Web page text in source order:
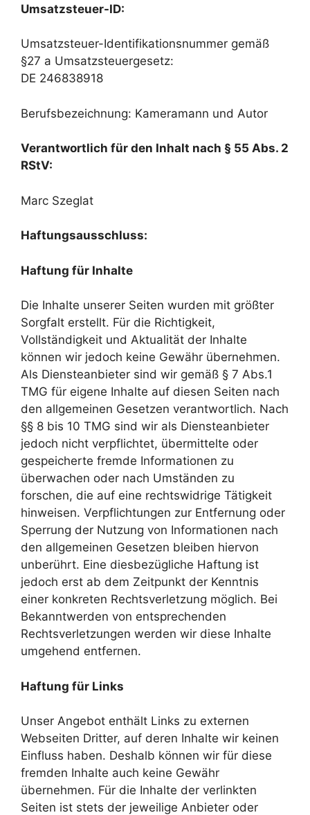
Umsatzsteuer-ID:
Umsatzsteuer-Identifikationsnummer gemäß
§27 a Umsatzsteuergesetz:
DE 246838918
Berufsbezeichnung: Kameramann und Autor
Verantwortlich für den Inhalt nach § 55 Abs. 2
RStV:
Marc Szeglat
Haftungsausschluss:
Haftung für Inhalte
Die Inhalte unserer Seiten wurden mit größter
Sorgfalt erstellt. Für die Richtigkeit,
Vollständigkeit und Aktualität der Inhalte
können wir jedoch keine Gewähr übernehmen.
Als Diensteanbieter sind wir gemäß § 7 Abs.1
TMG für eigene Inhalte auf diesen Seiten nach
den allgemeinen Gesetzen verantwortlich. Nach
§§ 8 bis 10 TMG sind wir als Diensteanbieter
jedoch nicht verpflichtet, übermittelte oder
gespeicherte fremde Informationen zu
überwachen oder nach Umständen zu
forschen, die auf eine rechtswidrige Tätigkeit
hinweisen. Verpflichtungen zur Entfernung oder
Sperrung der Nutzung von Informationen nach
den allgemeinen Gesetzen bleiben hiervon
unberührt. Eine diesbezügliche Haftung ist
jedoch erst ab dem Zeitpunkt der Kenntnis
einer konkreten Rechtsverletzung möglich. Bei
Bekanntwerden von entsprechenden
Rechtsverletzungen werden wir diese Inhalte
umgehend entfernen.
Haftung für Links
Unser Angebot enthält Links zu externen
Webseiten Dritter, auf deren Inhalte wir keinen
Einfluss haben. Deshalb können wir für diese
fremden Inhalte auch keine Gewähr
übernehmen. Für die Inhalte der verlinkten
Seiten ist stets der jeweilige Anbieter oder